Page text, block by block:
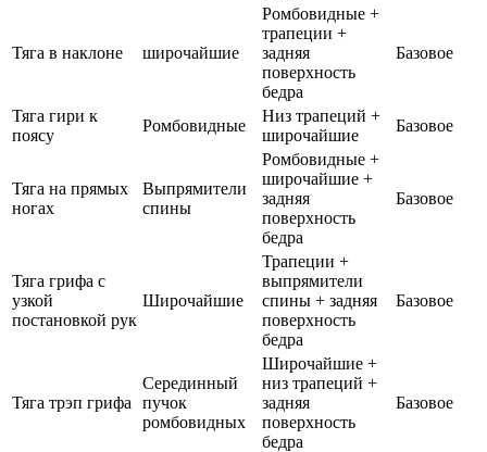
Тяга в наклоне широчайшие
Ромбовидные +
трапеции +
задняя
поверхность
бедра
Базовое
Тяга гири к
поясу
Ромбовидные
Низ трапеций +
широчайшие
Базовое
Тяга на прямых
ногах
Выпрямители
спины
Ромбовидные +
широчайшие +
задняя
поверхность
бедра
Базовое
Тяга грифа с
узкой
постановкой рук
Широчайшие
Трапеции +
выпрямители
спины + задняя
поверхность
бедра
Базовое
Тяга трэп грифа
Серединный
пучок
ромбовидных
Широчайшие +
низ трапеций +
задняя
поверхность
бедра
Базовое